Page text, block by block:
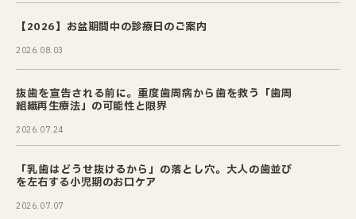
【2026】お盆期間中の診療日のご案内
2026.08.03
抜歯を宣告される前に。重度歯周病から歯を救う「歯周
組織再生療法」の可能性と限界
2026.07.24
「乳歯はどうせ抜けるから」の落とし穴。大人の歯並び
を左右する小児期のお口ケア
2026.07.07